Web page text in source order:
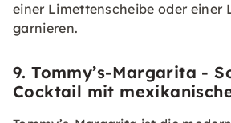
einer Limettenscheibe oder einer
garnieren.
9. Tommy’s-Margarita -
Cocktail mit